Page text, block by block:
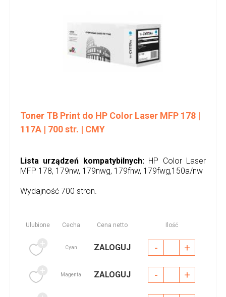
Toner TB Print do HP Color Laser MFP 178 |
117A | 700 str. | CMY
Lista urządzeń kompatybilnych: HP Color Laser
MFP 178, 179nw, 179nwg, 179fnw, 179fwg,150a/nw
Wydajność 700 stron.
Ulubione Cecha Cena netto Ilość
Cyan ZALOGUJ - +
Magenta ZALOGUJ - +